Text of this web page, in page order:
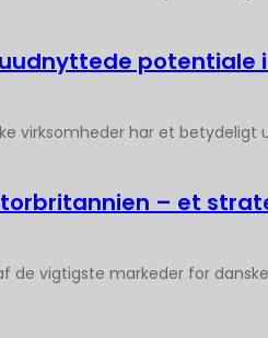
potentiale i
virksomheder har et
– et
de vigtigste markeder for